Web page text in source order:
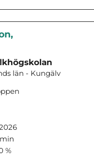
län - Kungälv
%